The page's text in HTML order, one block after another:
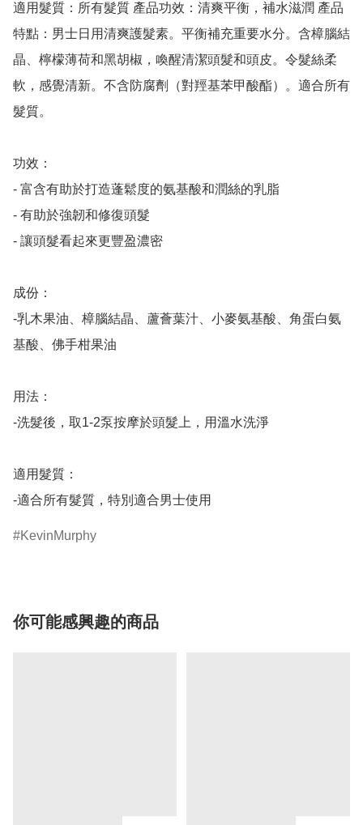
適用髮質：所有髮質 產品功效：清爽平衡，補水滋潤 產品
特點：男士日用清爽護髮素。平衡補充重要水分。含樟腦結
晶、檸檬薄荷和黑胡椒，喚醒清潔頭髮和頭皮。令髮絲柔
軟，感覺清新。不含防腐劑（對羥基苯甲酸酯）。適合所有
髮質。
功效：
- 富含有助於打造蓬鬆度的氨基酸和潤絲的乳脂
- 有助於強韌和修復頭髮
- 讓頭髮看起來更豐盈濃密
成份：
-乳木果油、樟腦結晶、蘆薈葉汁、小麥氨基酸、角蛋白氨
基酸、佛手柑果油
用法：
-洗髮後，取1-2泵按摩於頭髮上，用溫水洗淨
適用髮質：
-適合所有髮質，特別適合男士使用
KevinMurphy
你可能感興趣的商品